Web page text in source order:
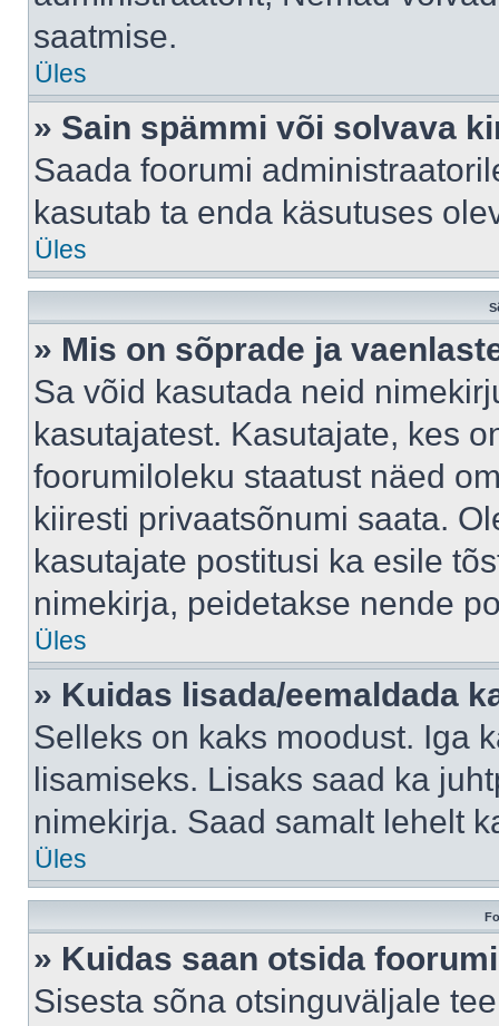
saatmise.
Üles
» Sain spämmi või solvava
Saada foorumi
kasutab ta enda käsutuses
Üles
» Mis on sõprade ja
Sa võid kasutada neid
kasutajatest. Kasutajate, kes
foorumiloleku staatust näed
kiiresti privaatsõnumi saata.
kasutajate postitusi ka esile
nimekirja, peidetakse nende
Üles
» Kuidas lisada/eemaldada
Selleks on kaks moodust. Iga
lisamiseks. Lisaks saad ka
nimekirja. Saad samalt lehelt
Üles
» Kuidas saan otsida
Sisesta sõna otsinguväljale